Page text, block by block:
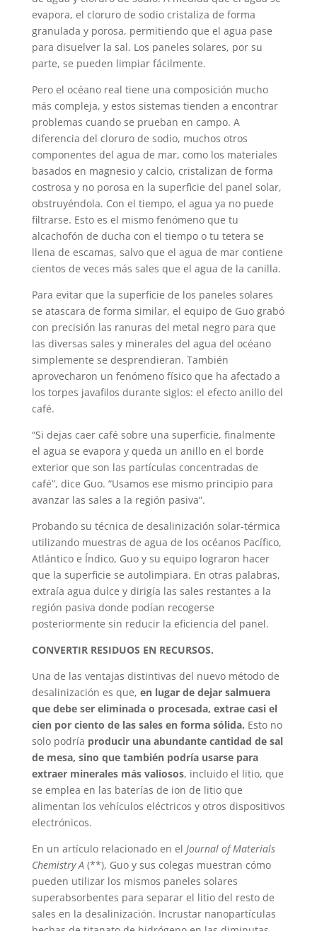
evapora, el cloruro de sodio cristaliza de forma
granulada y porosa, permitiendo que el agua pase
para disuelver la sal. Los paneles solares, por su
parte, se pueden limpiar fácilmente.
Pero el océano real tiene una composición mucho
más compleja, y estos sistemas tienden a encontrar
problemas cuando se prueban en campo. A
diferencia del cloruro de sodio, muchos otros
componentes del agua de mar, como los materiales
basados en magnesio y calcio, cristalizan de forma
costrosa y no porosa en la superficie del panel solar,
obstruyéndola. Con el tiempo, el agua ya no puede
filtrarse. Esto es el mismo fenómeno que tu
alcachofón de ducha con el tiempo o tu tetera se
llena de escamas, salvo que el agua de mar contiene
cientos de veces más sales que el agua de la canilla.
Para evitar que la superficie de los paneles solares
se atascara de forma similar, el equipo de Guo grabó
con precisión las ranuras del metal negro para que
las diversas sales y minerales del agua del océano
simplemente se desprendieran. También
aprovecharon un fenómeno físico que ha afectado a
los torpes javafilos durante siglos: el efecto anillo del
café.
“Si dejas caer café sobre una superficie, finalmente
el agua se evapora y queda un anillo en el borde
exterior que son las partículas concentradas de
café”, dice Guo. “Usamos ese mismo principio para
avanzar las sales a la región pasiva”.
Probando su técnica de desalinización solar-térmica
utilizando muestras de agua de los océanos Pacífico,
Atlántico e Índico, Guo y su equipo lograron hacer
que la superficie se autolimpiara. En otras palabras,
extraía agua dulce y dirigía las sales restantes a la
región pasiva donde podían recogerse
posteriormente sin reducir la eficiencia del panel.
CONVERTIR RESIDUOS EN RECURSOS.
Una de las ventajas distintivas del nuevo método de
desalinización es que, en lugar de dejar salmuera
que debe ser eliminada o procesada, extrae casi el
cien por ciento de las sales en forma sólida. Esto no
solo podría producir una abundante cantidad de sal
de mesa, sino que también podría usarse para
extraer minerales más valiosos, incluido el litio, que
se emplea en las baterías de ion de litio que
alimentan los vehículos eléctricos y otros dispositivos
electrónicos.
En un artículo relacionado en el Journal of Materials
Chemistry A (**), Guo y sus colegas muestran cómo
pueden utilizar los mismos paneles solares
superabsorbentes para separar el litio del resto de
sales en la desalinización. Incrustar nanopartículas